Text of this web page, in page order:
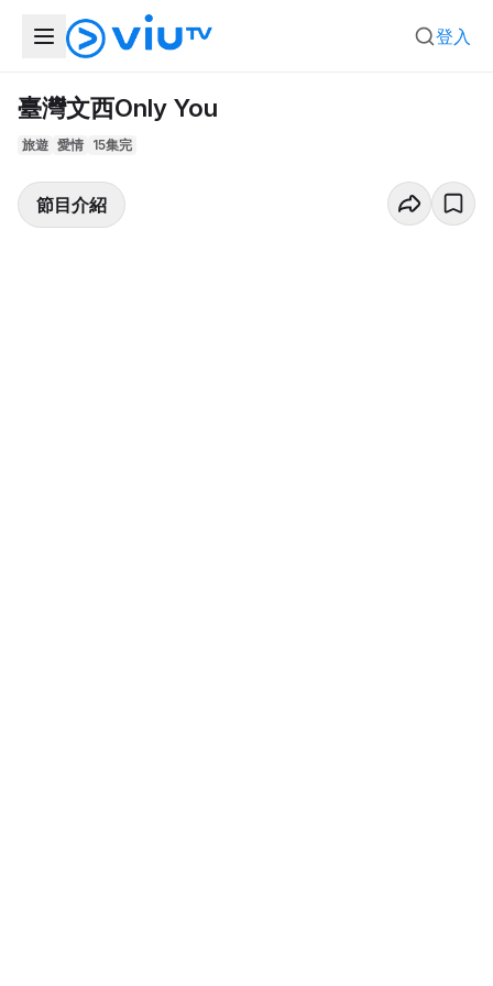
登入
臺灣文西Only You
旅遊 愛情 15集完
節目介紹